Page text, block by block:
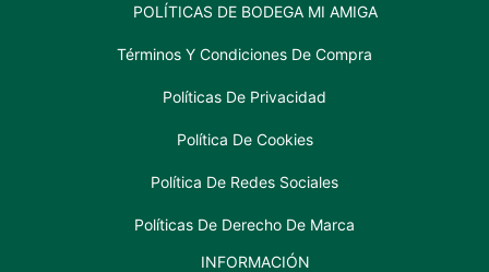
POLÍTICAS DE BODEGA MI AMIGA
Términos Y Condiciones De Compra
Políticas De Privacidad
Política De Cookies
Política De Redes Sociales
Políticas De Derecho De Marca
INFORMACIÓN